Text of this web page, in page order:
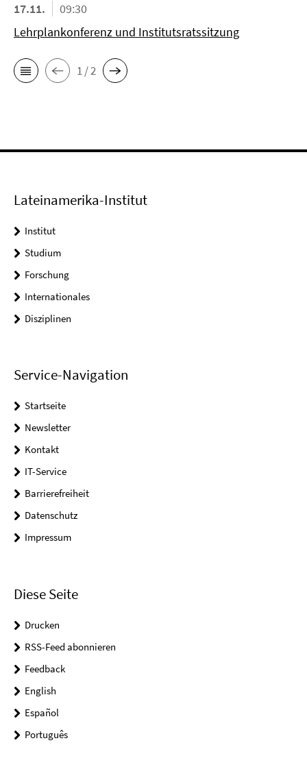
17.11.
09:30
Lehrplankonferenz und Institutsratssitzung
1 / 2
Lateinamerika-Institut
Institut
Studium
Forschung
Internationales
Disziplinen
Service-Navigation
Startseite
Newsletter
Kontakt
IT-Service
Barrierefreiheit
Datenschutz
Impressum
Diese Seite
Drucken
RSS-Feed abonnieren
Feedback
English
Español
Português